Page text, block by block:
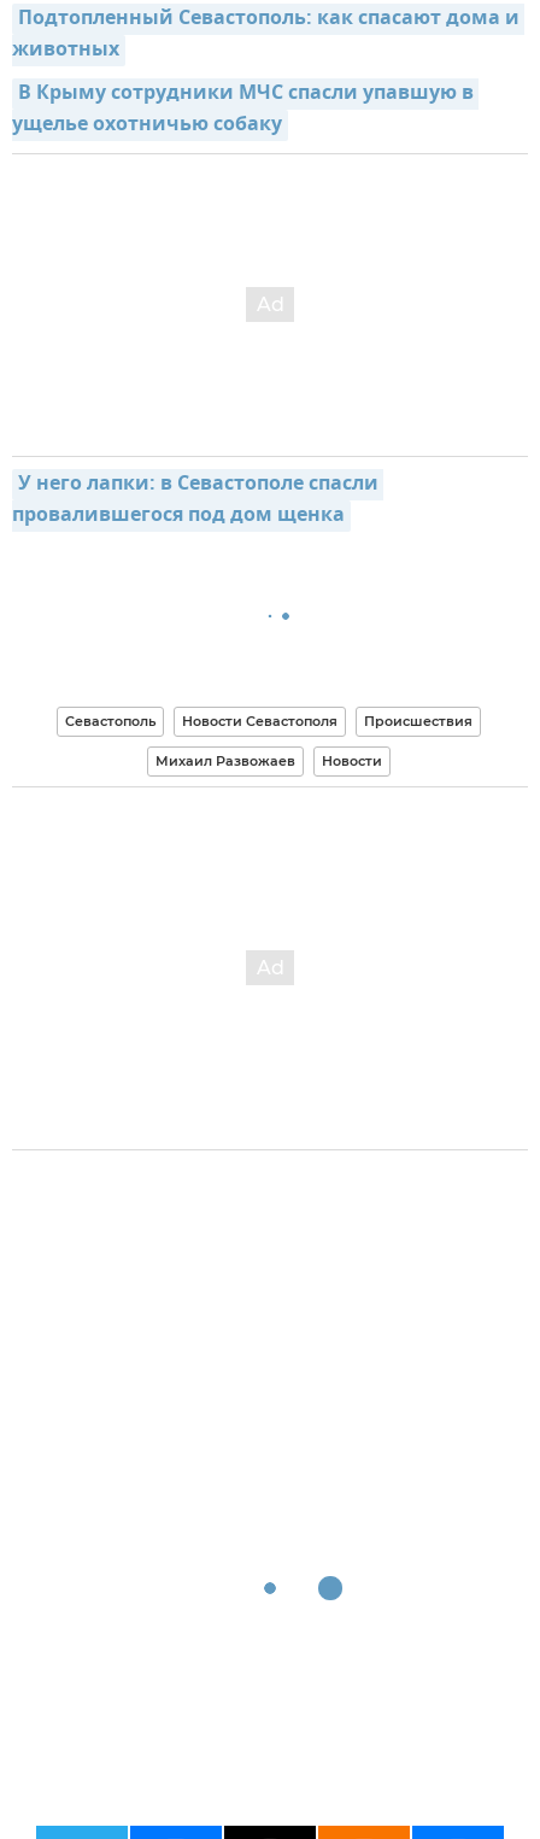
Подтопленный Севастополь: как спасают дома и
животных
В Крыму сотрудники МЧС спасли упавшую в
ущелье охотничью собаку
У него лапки: в Севастополе спасли
провалившегося под дом щенка
Севастополь Новости Севастополя Происшествия
Михаил Развожаев Новости